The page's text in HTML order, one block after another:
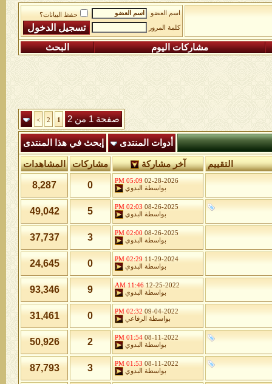
اسم العضو
حفظ البيانات؟
كلمة المرور
مشاركات اليوم البحث
صفحة 1 من 2 1
2
>
أدوات المنتدى إبحث في هذا المنتدى
التقييم آخر مشاركة مشاركات المشاهدات
02-28-2026
05:09 PM
بواسطة
البدوي 0
8,287
08-26-2025
02:03 PM
بواسطة
البدوي 5
49,042
08-26-2025
02:00 PM
بواسطة
البدوي 3
37,737
11-29-2024
02:29 PM
بواسطة
البدوي 0
24,645
12-25-2022
11:46 AM
بواسطة
البدوي 9
93,346
09-04-2022
02:32 PM
بواسطة
الرفاعي 0
31,461
08-11-2022
01:54 PM
بواسطة
البدوي 2
50,926
08-11-2022
01:53 PM
بواسطة
البدوي 3
87,793